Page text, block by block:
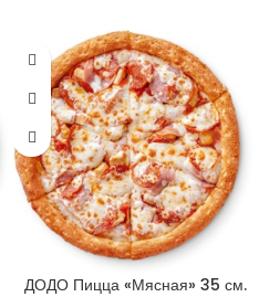
ДОДО Пицца «Мясная» 35 см.